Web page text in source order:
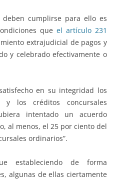
cumplirse para ello es
que el artículo 231
extrajudicial de pagos y
y celebrado efectivamente o
en su integridad los
los créditos concursales
intentado un acuerdo
al menos, el 25 por ciento del
ordinarios”.
estableciendo de forma
algunas de ellas ciertamente